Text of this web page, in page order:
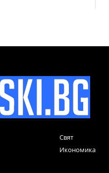
Свят
Икономика